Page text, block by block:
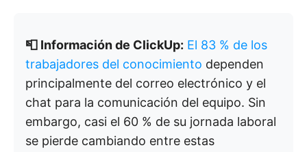
📮 Información de ClickUp: El 83 % de los
trabajadores del conocimiento dependen
principalmente del correo electrónico y el
chat para la comunicación del equipo. Sin
embargo, casi el 60 % de su jornada laboral
se pierde cambiando entre estas